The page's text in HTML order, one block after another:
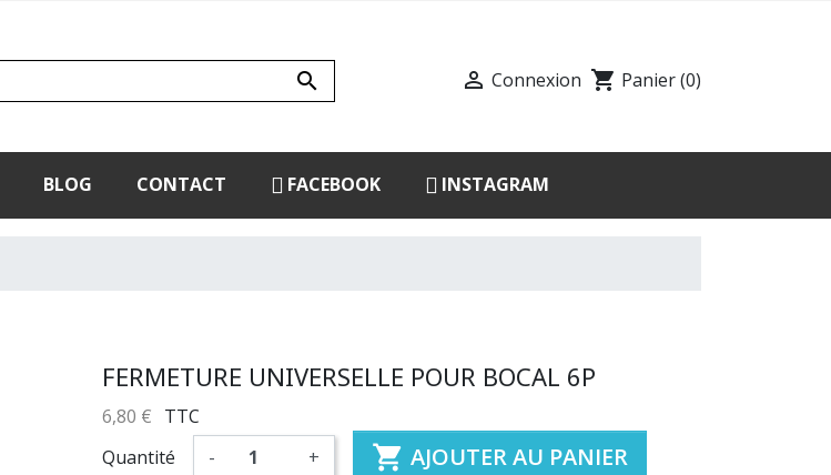
  Connexion shopping_cart Panier(0)
BLOG CONTACT FACEBOOK INSTAGRAM
FERMETURE UNIVERSELLE POUR BOCAL 6P
6,80 € TTC
Quantité
- +  AJOUTER AU PANIER